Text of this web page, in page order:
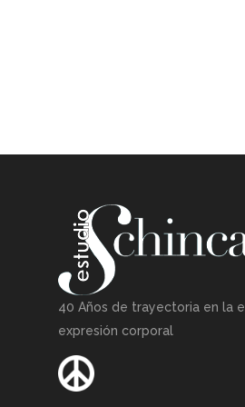
40 Años de trayectoria en la
expresión corporal